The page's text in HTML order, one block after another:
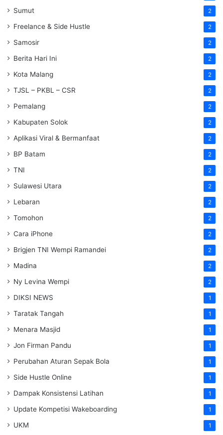
Sumut 2
Freelance & Side Hustle 2
Samosir 2
Berita Hari Ini 2
Kota Malang 2
TJSL – PKBL – CSR 2
Pemalang 2
Kabupaten Solok 2
Aplikasi Viral & Bermanfaat 2
BP Batam 2
TNI 2
Sulawesi Utara 2
Lebaran 2
Tomohon 2
Cara iPhone 2
Brigjen TNI Wempi Ramandei 2
Madina 2
Ny Levina Wempi 2
DIKSI NEWS 1
Taratak Tangah 1
Menara Masjid 1
Jon Firman Pandu 1
Perubahan Aturan Sepak Bola 1
Side Hustle Online 1
Dampak Konsistensi Latihan 1
Update Kompetisi Wakeboarding 1
UKM 1